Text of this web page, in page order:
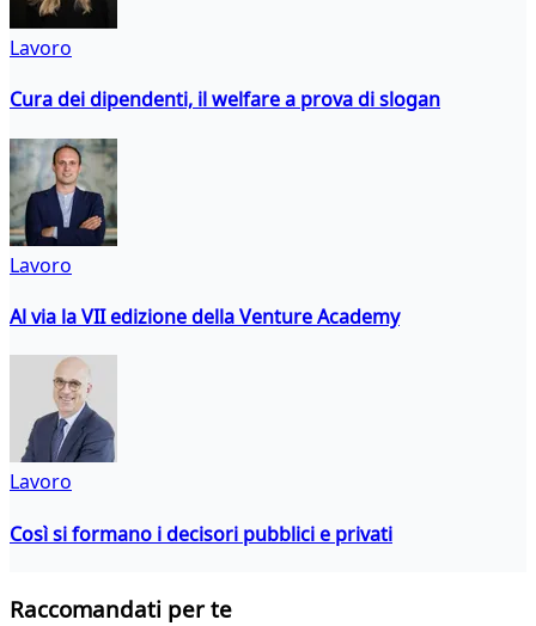
Lavoro
Cura dei dipendenti, il welfare a prova di slogan
Lavoro
Al via la VII edizione della Venture Academy
Lavoro
Così si formano i decisori pubblici e privati
Raccomandati per te